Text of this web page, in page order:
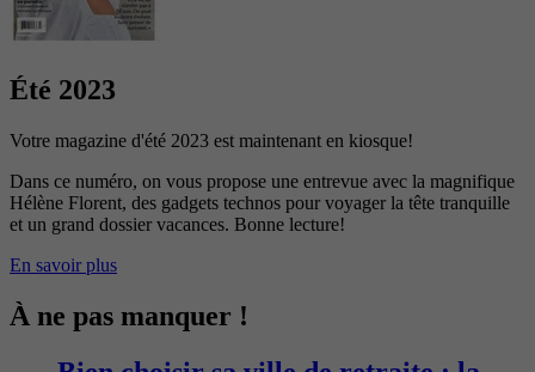
Été 2023
Votre magazine d'été 2023 est maintenant en kiosque!
Dans ce numéro, on vous propose une entrevue avec la magnifique
Hélène Florent, des gadgets technos pour voyager la tête tranquille
et un grand dossier vacances. Bonne lecture!
En savoir plus
À ne pas manquer !